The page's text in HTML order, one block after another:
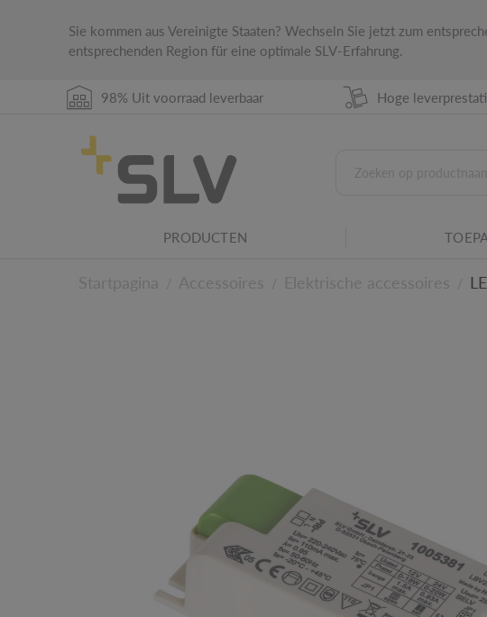
Sie kommen aus Vereinigte Staaten? Wechseln Sie jetzt zum
entsprechenden Region für eine optimale SLV-Erfahrung.
98% Uit voorraad leverbaar Hoge
PRODUCTEN